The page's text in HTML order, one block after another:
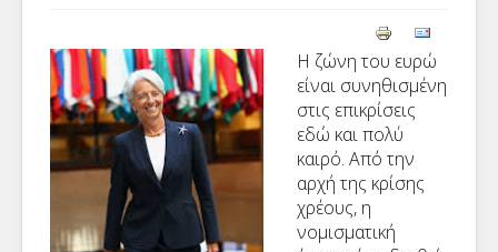
Η ζώνη του ευρώ
είναι συνηθισμένη
στις επικρίσεις
εδώ και πολύ
καιρό. Από την
αρχή της κρίσης
χρέους, η
νομισματική